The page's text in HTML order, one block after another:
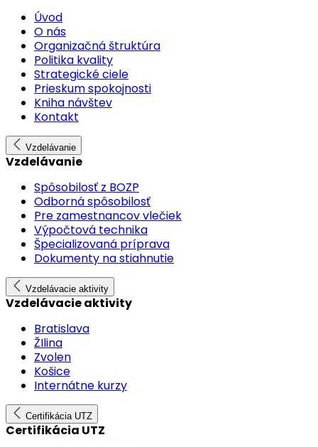
Úvod
O nás
Organizačná štruktúra
Politika kvality
Strategické ciele
Prieskum spokojnosti
Kniha návštev
Kontakt
Vzdelávanie
Vzdelávanie
Spôsobilosť z BOZP
Odborná spôsobilosť
Pre zamestnancov vlečiek
Výpočtová technika
Špecializovaná príprava
Dokumenty na stiahnutie
Vzdelávacie aktivity
Vzdelávacie aktivity
Bratislava
ŽIlina
Zvolen
Košice
Internátne kurzy
Certifikácia UTZ
Certifikácia UTZ